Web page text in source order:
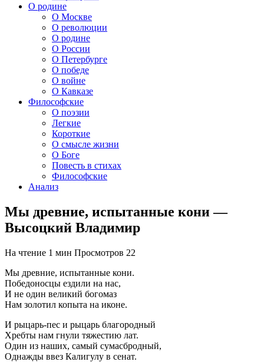
О родине
О Москве
О революции
О родине
О России
О Петербурге
О победе
О войне
О Кавказе
Философские
О поэзии
Легкие
Короткие
О смысле жизни
О Боге
Повесть в стихах
Философские
Анализ
Мы древние, испытанные кони —
Высоцкий Владимир
На чтение 1 мин Просмотров 22
Мы древние, испытанные кони.
Победоносцы ездили на нас,
И не один великий богомаз
Нам золотил копыта на иконе.
И рыцарь-пес и рыцарь благородный
Хребты нам гнули тяжестию лат.
Один из наших, самый сумасбродный,
Однажды ввез Калигулу в сенат.